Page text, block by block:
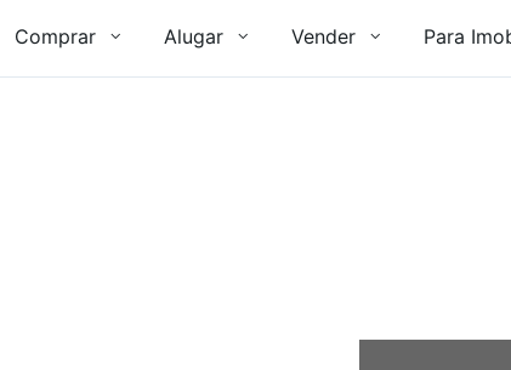
Comprar Alugar Vender Para